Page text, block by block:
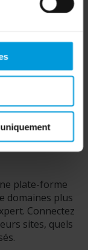
plate-forme
domaines plus
Connectez
sites, quels